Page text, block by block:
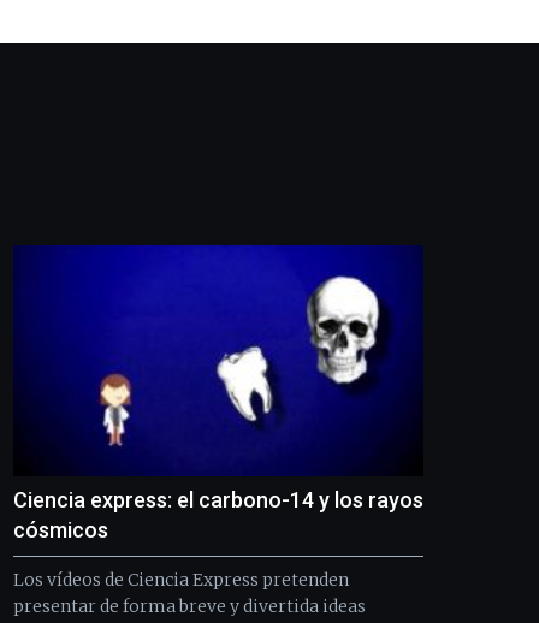
monólogos,
exposiciones,
docufórums
espectáculos
ciencia
del
Ciencia express: el carbono-14 y los rayos
cósmicos
Los vídeos de Ciencia Express pretenden
presentar de forma breve y divertida ideas